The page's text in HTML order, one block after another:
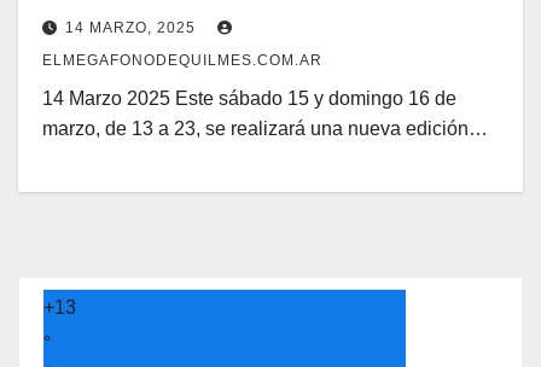
14 MARZO, 2025
ELMEGAFONODEQUILMES.COM.AR
14 Marzo 2025 Este sábado 15 y domingo 16 de
marzo, de 13 a 23, se realizará una nueva edición…
+13
°